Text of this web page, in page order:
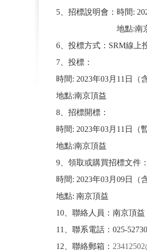
5 、招標說明會：時間:
地點:南
6 、投標方式： SRM線上
7 、投標：
時間: 2023年03月 11 日（
地點:南京頂益
8 、招標開標：
時間: 2023年03月 11 日（
地點:南京頂益
9 、領取或購買招標文件
時間: 2023年03月 09日（
地點: 南京頂益
10 、聯絡人員：南京頂益
11
、聯系電話： 025-
12 、聯絡郵箱：